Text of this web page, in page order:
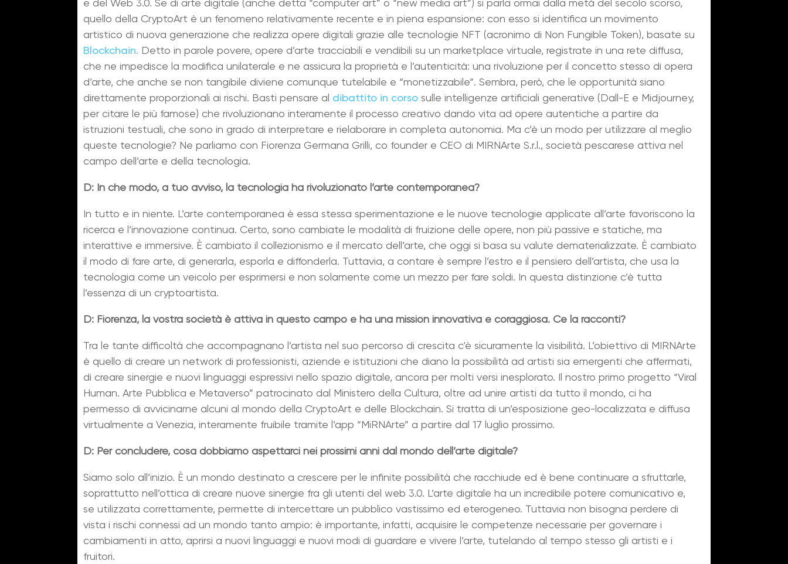
e del Web 3.0. Se di arte digitale (anche detta “computer art” o “new media art”) si parla ormai dalla metà del secolo scorso,
quello della CryptoArt è un fenomeno relativamente recente e in piena espansione: con esso si identifica un movimento
artistico di nuova generazione che realizza opere digitali grazie alle tecnologie NFT (acronimo di Non Fungible Token), basate su
Blockchain. Detto in parole povere, opere d’arte tracciabili e vendibili su un marketplace virtuale, registrate in una rete diffusa,
che ne impedisce la modifica unilaterale e ne assicura la proprietà e l’autenticità: una rivoluzione per il concetto stesso di opera
d’arte, che anche se non tangibile diviene comunque tutelabile e “monetizzabile”. Sembra, però, che le opportunità siano
direttamente proporzionali ai rischi. Basti pensare al dibattito in corso sulle intelligenze artificiali generative (Dall-E e Midjourney,
per citare le più famose) che rivoluzionano interamente il processo creativo dando vita ad opere autentiche a partire da
istruzioni testuali, che sono in grado di interpretare e rielaborare in completa autonomia. Ma c’è un modo per utilizzare al meglio
queste tecnologie? Ne parliamo con Fiorenza Germana Grilli, co founder e CEO di MIRNArte S.r.l., società pescarese attiva nel
campo dell’arte e della tecnologia.
D: In che modo, a tuo avviso, la tecnologia ha rivoluzionato l’arte contemporanea?
In tutto e in niente. L’arte contemporanea è essa stessa sperimentazione e le nuove tecnologie applicate all’arte favoriscono la
ricerca e l’innovazione continua. Certo, sono cambiate le modalità di fruizione delle opere, non più passive e statiche, ma
interattive e immersive. È cambiato il collezionismo e il mercato dell’arte, che oggi si basa su valute dematerializzate. È cambiato
il modo di fare arte, di generarla, esporla e diffonderla. Tuttavia, a contare è sempre l’estro e il pensiero dell’artista, che usa la
tecnologia come un veicolo per esprimersi e non solamente come un mezzo per fare soldi. In questa distinzione c’è tutta
l’essenza di un cryptoartista.
D: Fiorenza, la vostra società è attiva in questo campo e ha una mission innovativa e coraggiosa. Ce la racconti?
Tra le tante difficoltà che accompagnano l’artista nel suo percorso di crescita c’è sicuramente la visibilità. L’obiettivo di MIRNArte
è quello di creare un network di professionisti, aziende e istituzioni che diano la possibilità ad artisti sia emergenti che affermati,
di creare sinergie e nuovi linguaggi espressivi nello spazio digitale, ancora per molti versi inesplorato. Il nostro primo progetto “Viral
Human. Arte Pubblica e Metaverso” patrocinato dal Ministero della Cultura, oltre ad unire artisti da tutto il mondo, ci ha
permesso di avvicinarne alcuni al mondo della CryptoArt e delle Blockchain. Si tratta di un’esposizione geo-localizzata e diffusa
virtualmente a Venezia, interamente fruibile tramite l’app “MiRNArte” a partire dal 17 luglio prossimo.
D: Per concludere, cosa dobbiamo aspettarci nei prossimi anni dal mondo dell’arte digitale?
Siamo solo all’inizio. È un mondo destinato a crescere per le infinite possibilità che racchiude ed è bene continuare a sfruttarle,
soprattutto nell’ottica di creare nuove sinergie fra gli utenti del web 3.0. L’arte digitale ha un incredibile potere comunicativo e,
se utilizzata correttamente, permette di intercettare un pubblico vastissimo ed eterogeneo. Tuttavia non bisogna perdere di
vista i rischi connessi ad un mondo tanto ampio: è importante, infatti, acquisire le competenze necessarie per governare i
cambiamenti in atto, aprirsi a nuovi linguaggi e nuovi modi di guardare e vivere l’arte, tutelando al tempo stesso gli artisti e i
fruitori.